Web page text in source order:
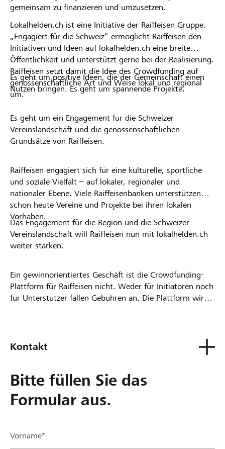
gemeinsam zu finanzieren und umzusetzen.
Lokalhelden.ch ist eine Initiative der Raiffeisen Gruppe.
„Engagiert für die Schweiz“ ermöglicht Raiffeisen den
Initiativen und Ideen auf lokalhelden.ch eine breite
Öffentlichkeit und unterstützt gerne bei der Realisierung.
Raiffeisen setzt damit die Idee des Crowdfunding auf
genossenschaftliche Art und Weise lokal und regional
um.
Es geht um positive Ideen, die der Gemeinschaft einen
Nutzen bringen. Es geht um spannende Projekte.
Es geht um ein Engagement für die Schweizer
Vereinslandschaft und die genossenschaftlichen
Grundsätze von Raiffeisen.
Raiffeisen engagiert sich für eine kulturelle, sportliche
und soziale Vielfalt – auf lokaler, regionaler und
nationaler Ebene. Viele Raiffeisenbanken unterstützen
schon heute Vereine und Projekte bei ihren lokalen
Vorhaben.
Das Engagement für die Region und die Schweizer
Vereinslandschaft will Raiffeisen nun mit lokalhelden.ch
weiter stärken.
Ein gewinnorientiertes Geschäft ist die Crowdfunding-
Plattform für Raiffeisen nicht. Weder für Initiatoren noch
für Unterstützer fallen Gebühren an. Die Plattform wird
Kontakt
Bitte füllen Sie das
Formular aus.
Vorname*